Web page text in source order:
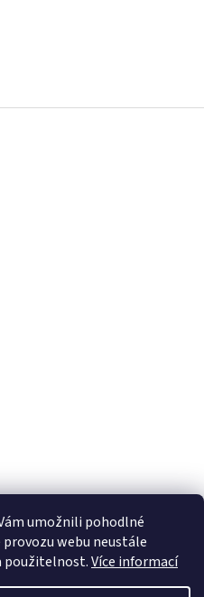
umožnili pohodlné
webu neustále
použitelnost.Více informací